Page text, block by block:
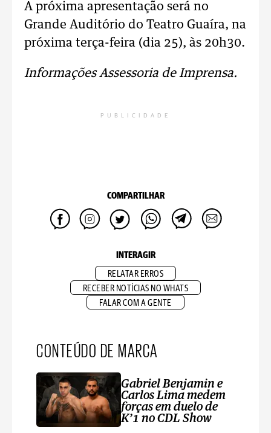
A próxima apresentação será no
Grande Auditório do Teatro Guaíra, na
próxima terça-feira (dia 25), às 20h30.
Informações Assessoria de Imprensa.
PUBLICIDADE
COMPARTILHAR
INTERAGIR
RELATAR ERROS
RECEBER NOTÍCIAS NO WHATS
FALAR COM A GENTE
CONTEÚDO DE MARCA
Gabriel Benjamin e
Carlos Lima medem
forças em duelo de
K’1 no CDL Show